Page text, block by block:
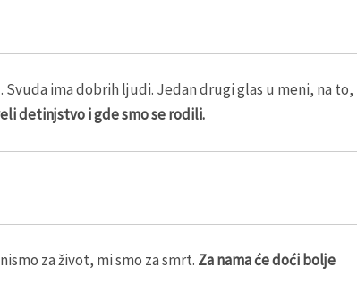
Svuda ima dobrih ljudi. Jedan drugi glas u meni, na to,
detinjstvo i gde smo se rodili.
za život, mi smo za smrt. Za nama će doći bolje